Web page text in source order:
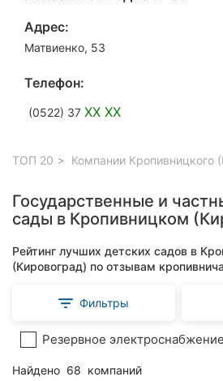
Адрес:
Матвиенко, 53
Телефон:
(0522) 37 XX XX
ТОП 20 Компании Кропивницкого
Государственные и
сады в Кропивницком
Рейтинг лучших детских садов в
(Кировоград) по отзывам
Фильтры
Резервное электроснабжение
Найдено 68 компаний